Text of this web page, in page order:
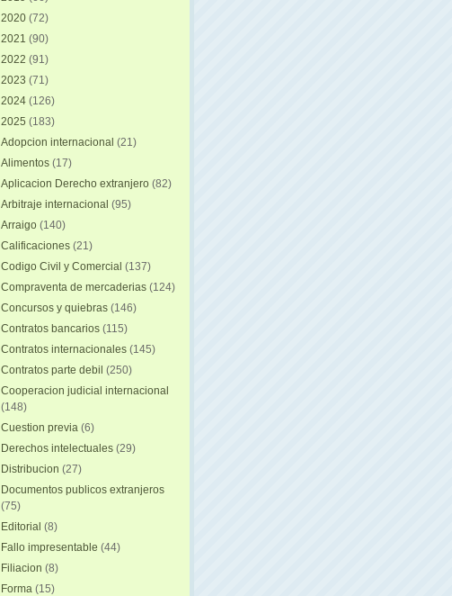
2020 (72)
2021 (90)
2022 (91)
2023 (71)
2024 (126)
2025 (183)
Adopcion internacional (21)
Alimentos (17)
Aplicacion Derecho extranjero (82)
Arbitraje internacional (95)
Arraigo (140)
Calificaciones (21)
Codigo Civil y Comercial (137)
Compraventa de mercaderias (124)
Concursos y quiebras (146)
Contratos bancarios (115)
Contratos internacionales (145)
Contratos parte debil (250)
Cooperacion judicial internacional
(148)
Cuestion previa (6)
Derechos intelectuales (29)
Distribucion (27)
Documentos publicos extranjeros
(75)
Editorial (8)
Fallo impresentable (44)
Filiacion (8)
Forma (15)